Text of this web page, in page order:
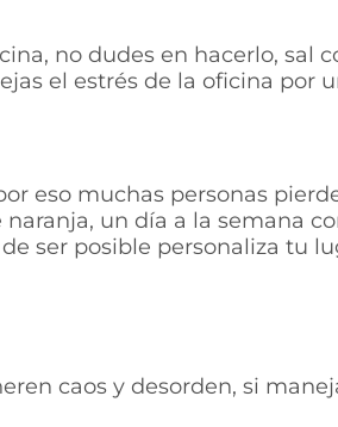
no dudes en hacerlo, sal
el estrés de la oficina por
eso muchas personas
un día a la semana
ser posible personaliza tu
caos y desorden, si